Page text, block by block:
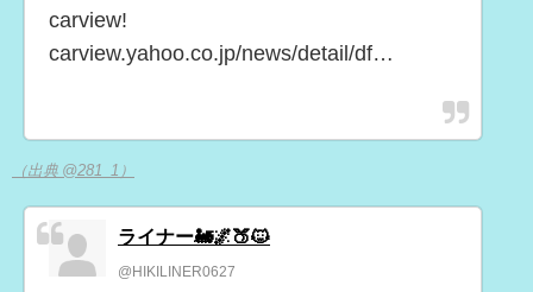
carview!
carview.yahoo.co.jp/news/detail/df…
（出典 @281_1）
ライナー🚂🌌🍑🐱
@HIKILINER0627